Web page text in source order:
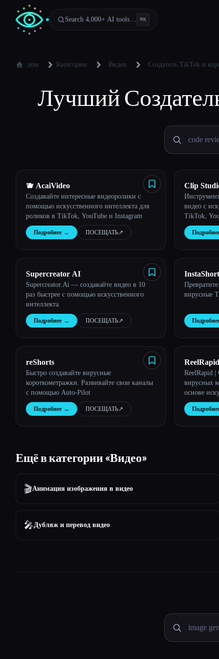
Search 4,000+ AI tools… ⌘K
дом Категории Видео Создатель TikTok и
Лучший
🫐 AcaiVideo
Создавайте интересные видеоролики с
помощью искусственного интеллекта для
роликов в TikTok, YouTube и Instagram
Подробнее → ПОСЕЩАТЬ↗︎
Clip
видео с
TikTok,
вирусные
Supercreator AI
Supercreator.Ai — создавайте видео в 10
раз быстрее с помощью искусственного
интеллекта
Подробнее → ПОСЕЩАТЬ↗︎
вирусные
reShorts
Быстро создавайте вирусные
короткометражки. Развивайте свои каналы
с помощью Auto-Pilot
Подробнее → ПОСЕЩАТЬ↗︎
ReelRapid
ReelRapid |
вирусных
основе
Ещё в категории «Видео»
🎬Анимация изображения в видео
🎤Дубляж и перевод видео